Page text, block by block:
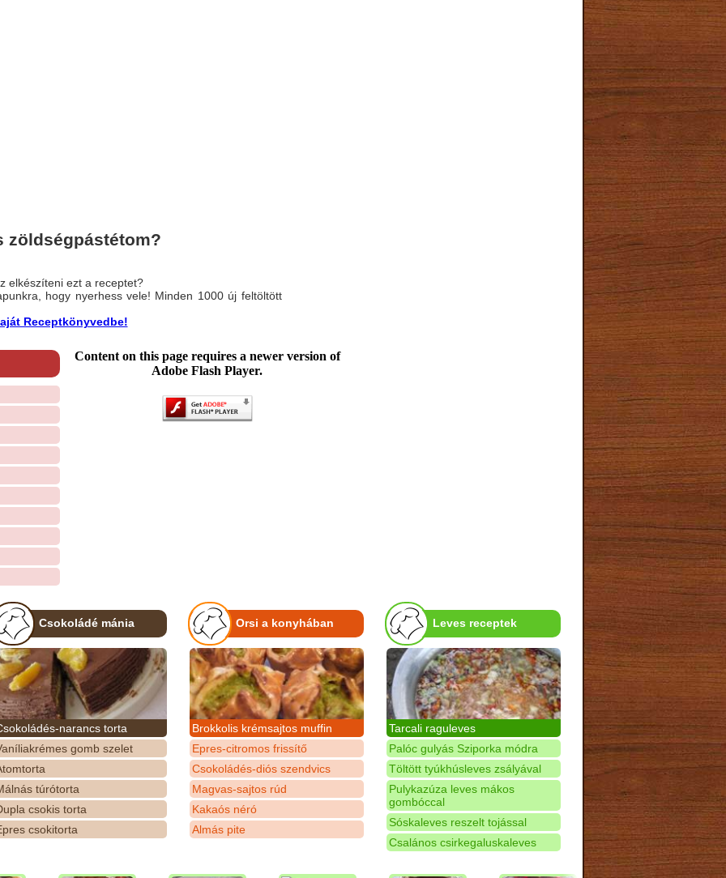
zöldségpástétom?
elkészíteni ezt a receptet?
hogy nyerhess vele! Minden 1000 új feltöltött
Receptkönyvedbe!
Content on this page requires a newer version of
Adobe Flash Player.
Csokoládé mánia
narancs torta
gomb szelet
túrótorta
csokis torta
csokitorta
Orsi a konyhában
Brokkolis krémsajtos muffin
Epres-citromos frissítő
Csokoládés-diós szendvics
Magvas-sajtos rúd
Kakaós néró
Almás pite
Leves receptek
Tarcali raguleves
Palóc gulyás Sziporka módra
Töltött tyúkhúsleves zsályával
Pulykazúza leves mákos
gombóccal
Sóskaleves reszelt tojással
Csalános csirkegaluskaleves